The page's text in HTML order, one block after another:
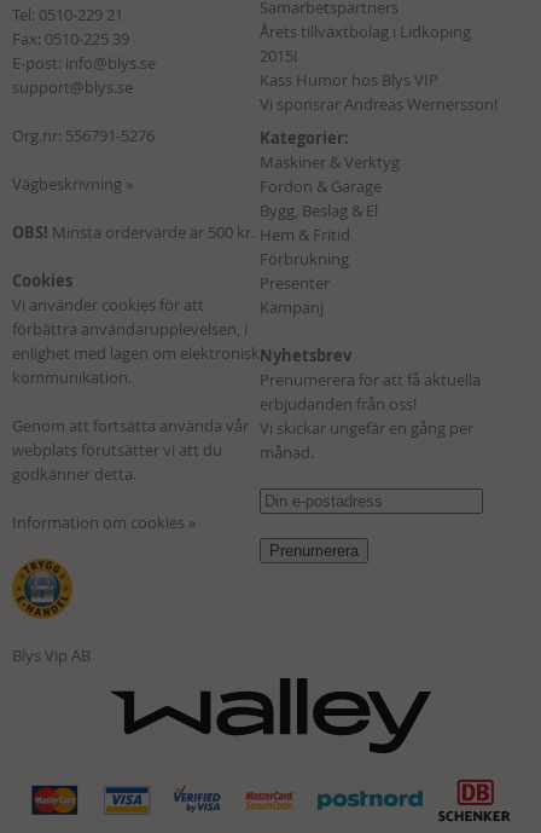
Tel: 0510-229 21
Fax: 0510-225 39
E-post: info@blys.se
support@blys.se
Org.nr: 556791-5276
Vägbeskrivning »
OBS! Minsta ordervärde är 500 kr.
Cookies
Vi använder cookies för att
förbättra användarupplevelsen, i
enlighet med lagen om elektronisk
kommunikation.
Genom att fortsätta använda vår
webplats förutsätter vi att du
godkänner detta.
Information om cookies »
Samarbetspartners
Årets tillväxtbolag i Lidköping
2015!
Kass Humor hos Blys VIP
Vi sponsrar Andreas Wernersson!
Kategorier:
Maskiner & Verktyg
Fordon & Garage
Bygg, Beslag & El
Hem & Fritid
Förbrukning
Presenter
Kampanj
Nyhetsbrev
Prenumerera för att få aktuella
erbjudanden från oss!
Vi skickar ungefär en gång per
månad.
Blys Vip AB